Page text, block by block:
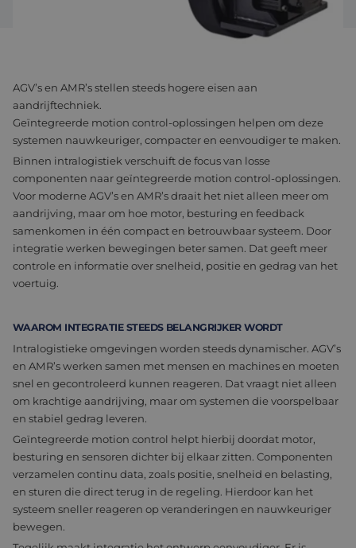
AGV’s en AMR’s stellen steeds hogere eisen aan
aandrijftechniek.
Geïntegreerde motion control-oplossingen helpen om deze
systemen nauwkeuriger, compacter en eenvoudiger te maken.
Binnen intralogistiek verschuift de focus van losse
componenten naar geïntegreerde motion control-oplossingen.
Voor moderne AGV’s en AMR’s draait het niet alleen meer om
aandrijving, maar om hoe motor, besturing en feedback
samenkomen in één compact en betrouwbaar systeem. Door
integratie werken bewegingen beter samen. Dat geeft meer
controle en informatie over snelheid, positie en gedrag van het
voertuig.
WAAROM INTEGRATIE STEEDS BELANGRIJKER WORDT
Intralogistieke omgevingen worden steeds dynamischer. AGV’s
en AMR’s werken samen met mensen en machines en moeten
snel en gecontroleerd kunnen reageren. Dat vraagt niet alleen
om krachtige aandrijving, maar om systemen die voorspelbaar
en stabiel gedrag leveren.
Geïntegreerde motion control helpt hierbij doordat motor,
besturing en sensoren dichter bij elkaar zitten. Componenten
verzamelen continu data, zoals positie, snelheid en belasting,
en sturen die direct terug in de regeling. Hierdoor kan het
systeem sneller reageren op veranderingen en nauwkeuriger
bewegen.